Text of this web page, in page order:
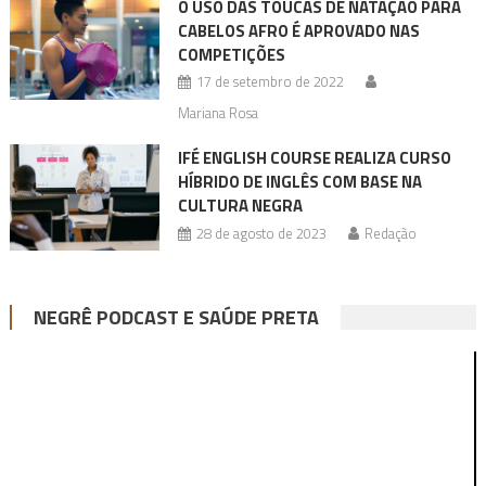
O USO DAS TOUCAS DE NATAÇÃO PARA
CABELOS AFRO É APROVADO NAS
COMPETIÇÕES
17 de setembro de 2022
Mariana Rosa
IFÉ ENGLISH COURSE REALIZA CURSO
HÍBRIDO DE INGLÊS COM BASE NA
CULTURA NEGRA
28 de agosto de 2023 Redação
NEGRÊ PODCAST E SAÚDE PRETA